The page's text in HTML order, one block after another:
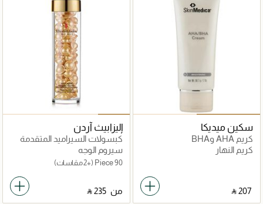
سكين ميديكا
كريم AHA وBHA
كريم النهار
‎ ⃁ ⁦207⁩ ‎
إليزابيث آردن
كبسولات السيراميد المتقدمة
اليومية مصل استعادة الشباب
سيروم الوجه
90 Piece (+2 مقاسات)
من ‎ ⃁ ⁦235⁩ ‎